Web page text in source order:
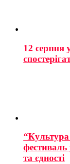
12 серпня
“Культура
фестиваль
та єдності